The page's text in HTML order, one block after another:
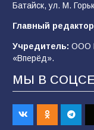
В Батайске
Батайчане
соревнований
94
Батайск, ул. М.
Главный
Учредитель: ООО
«Вперёд».
МЫ В